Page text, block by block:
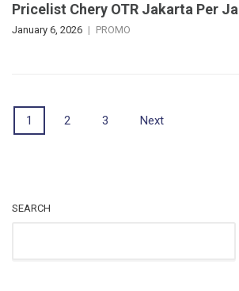
Pricelist Chery OTR Jakarta Per
January 6, 2026 PROMO
Posts
navigation
1 2 3 Next
SEARCH